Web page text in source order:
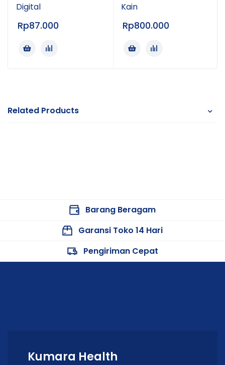
Digital
Rp87.000
Kain
Rp800.000
Related Products
Barang Beragam
Garansi Toko 14 Hari
Pengiriman Cepat
Kumara Health